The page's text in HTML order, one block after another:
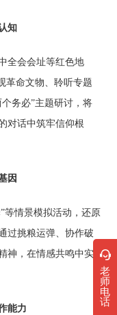
知‌
会会址等红色地
革命文物、聆听专题
务必”主题研讨，将
对话中筑牢信仰根
因‌
情景模拟活动，还原
过挑粮运弹、协作破
神，在情感共鸣中实
能力‌
老
师
电
话